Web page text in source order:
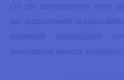
Ciò che comunemente viene
piu' propriamente la polpa
altamente specializzato
terminazioni nervose e cellule